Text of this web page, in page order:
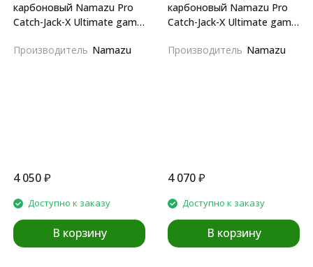
карбоновый Namazu Pro
Catch-Jack-X Ultimate game
Производитель Namazu
4 050₽
Доступно к заказу
В корзину
карбоновый Namazu Pro
Catch-Jack-X Ultimate game
Производитель Namazu
4 070₽
Доступно к заказу
В корзину